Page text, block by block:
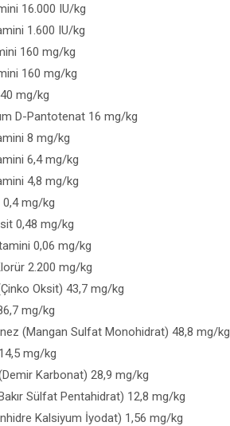
16.000 IU/kg
1.600 IU/kg
160 mg/kg
160 mg/kg
mg/kg
D-Pantotenat 16 mg/kg
8 mg/kg
6,4 mg/kg
4,8 mg/kg
0,4 mg/kg
0,48 mg/kg
0,06 mg/kg
2.200 mg/kg
Oksit) 43,7 mg/kg
mg/kg
(Mangan Sulfat Monohidrat) 48,8 mg/kg
mg/kg
Karbonat) 28,9 mg/kg
Sülfat Pentahidrat) 12,8 mg/kg
Kalsiyum İyodat) 1,56 mg/kg